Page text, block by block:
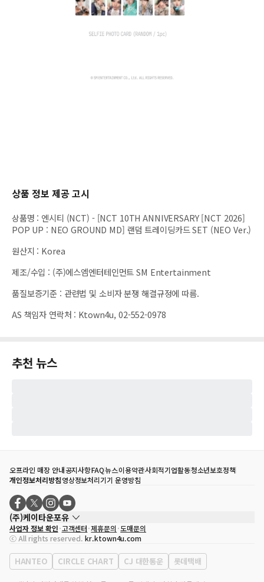
상품 정보 제공 고시
상품명 : 엔시티 (NCT) - [NCT 10TH ANNIVERSARY [NCT 2026]
POP UP : NEO GROUND MD] 랜덤 트레이딩카드 SET (NEO Ver.)
원산지 : Korea
제조/수입 : (주)에스엠엔터테인먼트 SM Entertainment
품질보증기준 : 관련법 및 소비자 분쟁 해결규정에 따름.
AS 책임자 연락처 : Ktown4u, 02-552-0978
추천 뉴스
오프라인 매장 안내공지사항FAQ뉴스이용약관사회적기업활동청소년보호정책
개인정보처리방침영상정보처리기기 운영방침
(주)케이타운포유
대표자
송효민
사업자등록번호
120-87-71116
통신판매업 신고번호 제2011-서울강남-02223
대표전화
02-552-9855
사업자 정보 확인 고객센터 제휴문의 도매문의
ⓒ All rights reserved. kr.ktown4u.com
HANTEO CIRCLE CHART CJ 대한통운 롯데택배